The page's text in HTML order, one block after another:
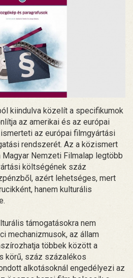
kiindulva közelít a specifikumok
az amerikai és az európai
az európai filmgyártási
rendszerét. Az a közismert
Magyar Nemzeti Filmalap legtöbb
költségének száz
azért lehetséges, mert
hanem kulturális
támogatásokra nem
mechanizmusok, az állam
többek között a
körű, száz százalékos
alkotásoknál engedélyezi az